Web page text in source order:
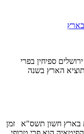
ספיחין בפרי
הארץ בשנה
בארץ חשון תשס"א זמן